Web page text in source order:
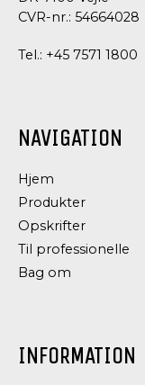
CVR-nr.: 54664028
Tel.: +45 7571 1800
NAVIGATION
Hjem
Produkter
Opskrifter
Til professionelle
Bag om
INFORMATION